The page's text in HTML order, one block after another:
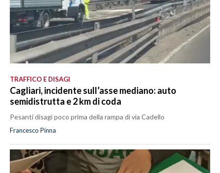
TRAFFICO E DISAGI
Cagliari, incidente sull’asse mediano: auto
semidistrutta e 2 km di coda
Pesanti disagi poco prima della rampa di via Cadello
Francesco Pinna